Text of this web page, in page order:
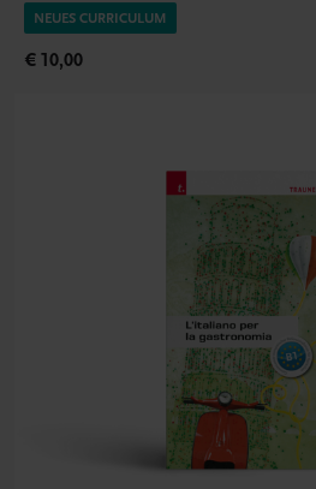
NEUES CURRICULUM
€ 10,00